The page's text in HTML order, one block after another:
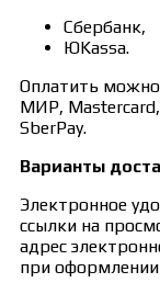
Сбербанк,
ЮKassa.
Оплатить
МИР,
SberPay.
Варианты
Электронное
ссылки на
адрес
при оформлении